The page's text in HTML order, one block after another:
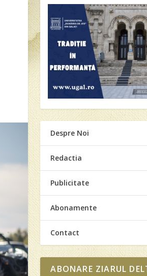
Despre Noi
Redactia
Publicitate
Abonamente
Contact
ABONARE ZIARUL